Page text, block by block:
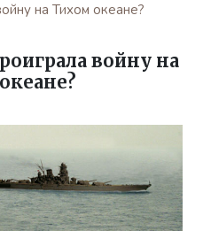
на Тихом океане?
войну на